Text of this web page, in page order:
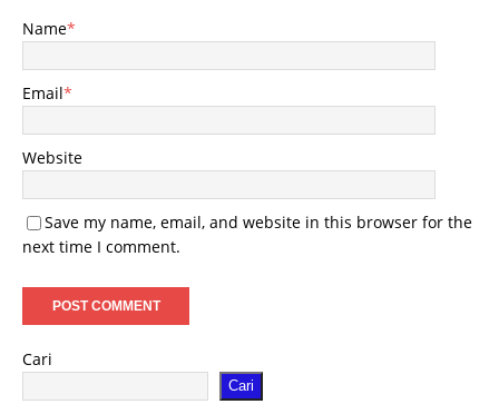
Name*
Email*
Website
Save my name, email, and website in this browser for the
next time I comment.
Cari
Cari